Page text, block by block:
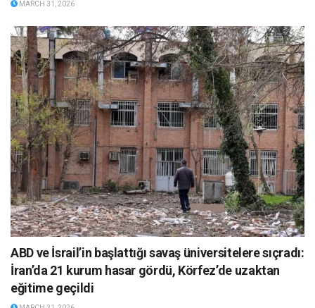
MARCH 31, 2026
ABD ve İsrail’in başlattığı savaş üniversitelere sıçradı:
İran’da 21 kurum hasar gördü, Körfez’de uzaktan
eğitime geçildi